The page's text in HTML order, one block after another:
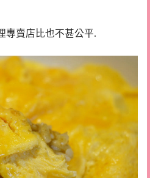
專賣店比也不甚公平.